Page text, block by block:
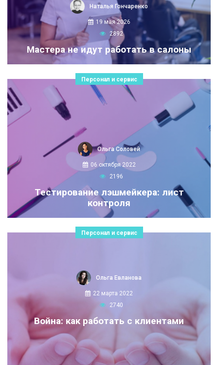
Наталья Гончаренко
19 мая 2026
2892
Мастера не идут работать в салоны
Персонал и сервис
Ольга Соловей
06 октября 2022
2196
Тестирование лэшмейкера: лист
контроля
Персонал и сервис
Ольга Евланова
22 марта 2022
2740
Война: как работать с клиентами